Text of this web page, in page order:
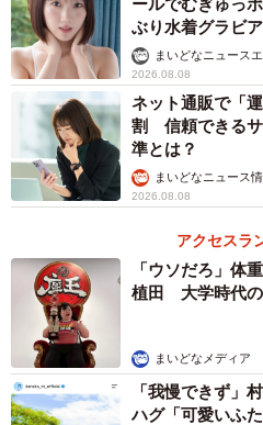
ぶり水着グラビ
まいどなニュース
2026.08.08
ネット通販で「
割 信頼できるサ
準とは？
まいどなニュース
2026.08.08
アクセスラ
「ウソだろ」体
植田 大学時代の
まいどなメディア
「我慢できず」
ハグ「可愛いふ